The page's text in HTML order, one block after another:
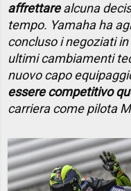
affrettarealcuna
tempo. Yamaha ha
concluso i negoziati
ultimi cambiamenti
nuovo capo
essere competitivo
carriera come pilota